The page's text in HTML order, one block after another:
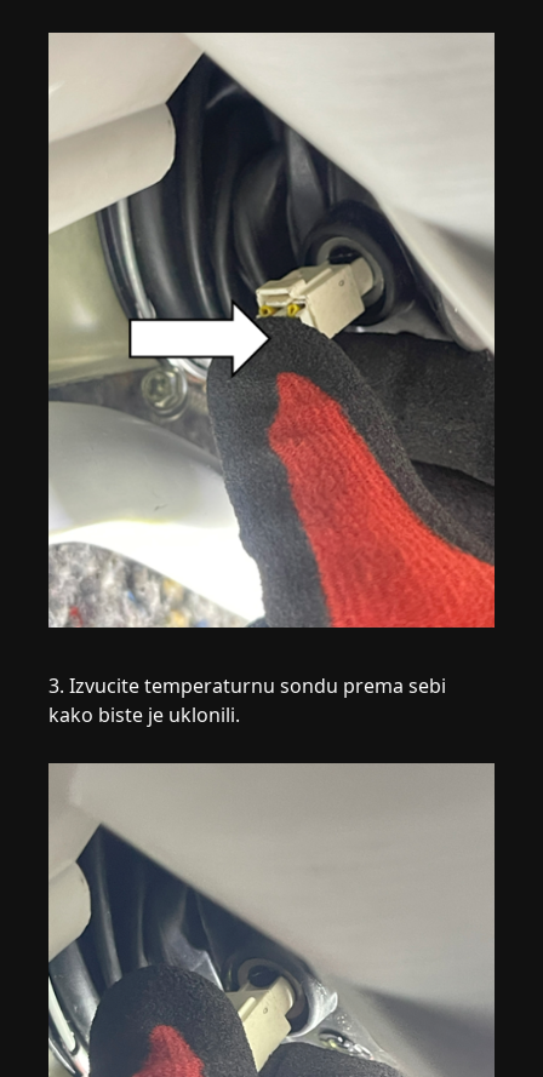
3. Izvucite temperaturnu sondu prema sebi
kako biste je uklonili.